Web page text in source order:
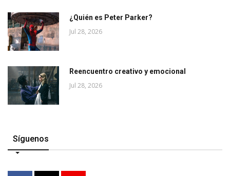
¿Quién es Peter Parker?
Jul 28, 2026
Reencuentro creativo y emocional
Jul 28, 2026
Síguenos